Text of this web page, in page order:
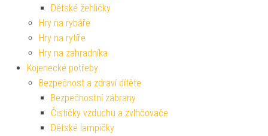
Dětské žehličky
Hry na rybáře
Hry na rytíře
Hry na zahradníka
Kojenecké potřeby
Bezpečnost a zdraví dítěte
Bezpečnostní zábrany
Čističky vzduchu a zvlhčovače
Dětské lampičky